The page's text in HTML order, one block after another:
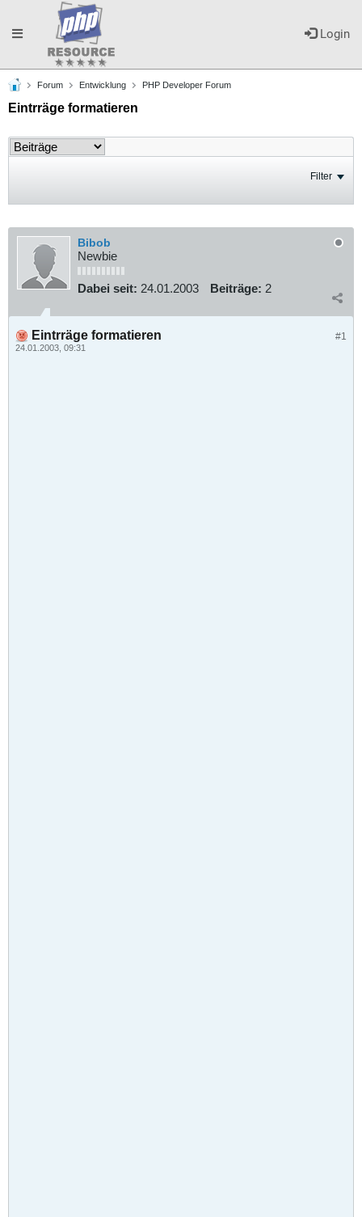
Login
Toggle
navigation
Forum Entwicklung PHP Developer Forum
Eintrräge formatieren
Filter
Bibob
Newbie
Dabei seit: 24.01.2003 Beiträge: 2
#1
Eintrräge formatieren
24.01.2003, 09:31